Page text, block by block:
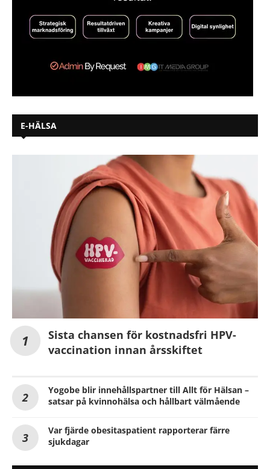
E-HÄLSA
Sista chansen för kostnadsfri HPV-
vaccination innan årsskiftet
Yogobe blir innehållspartner till Allt för Hälsan –
satsar på kvinnohälsa och hållbart välmående
Var fjärde obesitaspatient rapporterar färre
sjukdagar